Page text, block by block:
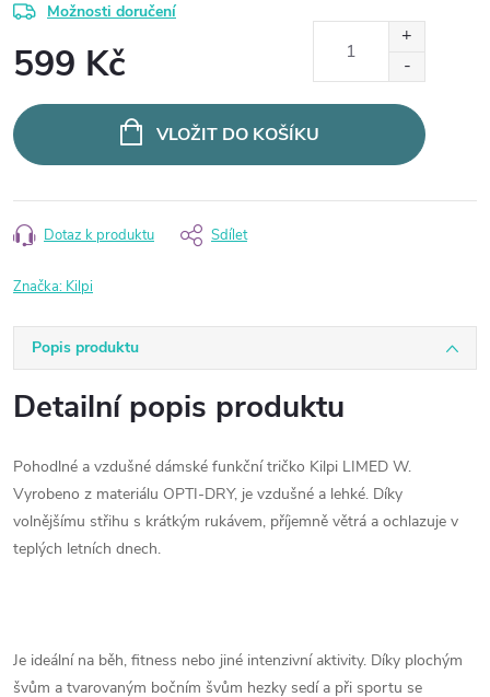
Možnosti doručení
599 Kč
cena:
VLOŽIT DO KOŠÍKU
Dotaz k produktu Sdílet
Značka: Kilpi
Popis produktu
Detailní popis produktu
Pohodlné a vzdušné dámské funkční tričko Kilpi LIMED W.
Vyrobeno z materiálu OPTI-DRY, je vzdušné a lehké. Díky
volnějšímu střihu s krátkým rukávem, příjemně větrá a ochlazuje v
teplých letních dnech.
Je ideální na běh, fitness nebo jiné intenzivní aktivity. Díky plochým
švům a tvarovaným bočním švům hezky sedí a při sportu se